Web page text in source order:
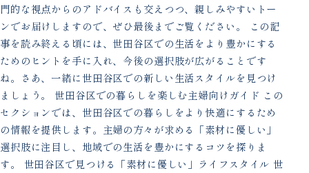
門的な視点からのアドバイスも交えつつ、親しみやすいトー
ンでお届けしますので、ぜひ最後までご覧ください。 この記
事を読み終える頃には、世田谷区での生活をより豊かにする
ためのヒントを手に入れ、今後の選択肢が広がることです
ね。さあ、一緒に世田谷区での新しい生活スタイルを見つけ
ましょう。 世田谷区での暮らしを楽しむ主婦向けガイド この
セクションでは、世田谷区での暮らしをより快適にするため
の情報を提供します。主婦の方々が求める「素材に優しい」
選択肢に注目し、地域での生活を豊かにするコツを探りま
す。 世田谷区で見つける「素材に優しい」ライフスタイル 世